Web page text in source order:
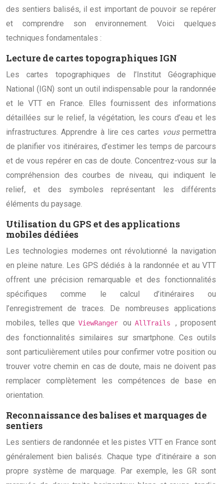
des sentiers balisés, il est important de pouvoir se repérer
et comprendre son environnement. Voici quelques
techniques fondamentales :
Lecture de cartes topographiques IGN
Les cartes topographiques de l’Institut Géographique
National (IGN) sont un outil indispensable pour la randonnée
et le VTT en France. Elles fournissent des informations
détaillées sur le relief, la végétation, les cours d’eau et les
infrastructures. Apprendre à lire ces cartes vouspermettra
de planifier vos itinéraires, d’estimer les temps de parcours
et de vous repérer en cas de doute. Concentrez-vous sur la
compréhension des courbes de niveau, qui indiquent le
relief, et des symboles représentant les différents
éléments du paysage.
Utilisation du GPS et des applications
mobiles dédiées
Les technologies modernes ont révolutionné la navigation
en pleine nature. Les GPS dédiés à la randonnée et au VTT
offrent une précision remarquable et des fonctionnalités
spécifiques comme le calcul d’itinéraires ou
l’enregistrement de traces. De nombreuses applications
mobiles, telles que ViewRangerou AllTrails, proposent
des fonctionnalités similaires sur smartphone. Ces outils
sont particulièrement utiles pour confirmer votre position ou
trouver votre chemin en cas de doute, mais ne doivent pas
remplacer complètement les compétences de base en
orientation.
Reconnaissance des balises et marquages de
sentiers
Les sentiers de randonnée et les pistes VTT en France sont
généralement bien balisés. Chaque type d’itinéraire a son
propre système de marquage. Par exemple, les GR sont